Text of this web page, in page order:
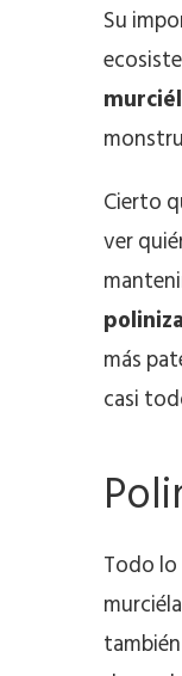
Su
Cierto
ver
más
casi
Todo lo